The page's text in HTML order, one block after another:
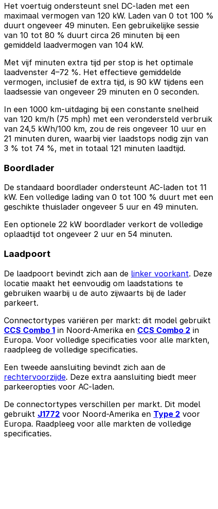
Het voertuig ondersteunt snel DC-laden met een
maximaal vermogen van 120 kW. Laden van 0 tot 100 %
duurt ongeveer 49 minuten. Een gebruikelijke sessie
van 10 tot 80 % duurt circa 26 minuten bij een
gemiddeld laadvermogen van 104 kW.
Met vijf minuten extra tijd per stop is het optimale
laadvenster 4–72 %. Het effectieve gemiddelde
vermogen, inclusief de extra tijd, is 90 kW tijdens een
laadsessie van ongeveer 29 minuten en 0 seconden.
In een 1000 km-uitdaging bij een constante snelheid
van 120 km/h (75 mph) met een verondersteld verbruik
van 24,5 kWh/100 km, zou de reis ongeveer 10 uur en
21 minuten duren, waarbij vier laadstops nodig zijn van
3 % tot 74 %, met in totaal 121 minuten laadtijd.
Boordlader
De standaard boordlader ondersteunt AC-laden tot 11
kW. Een volledige lading van 0 tot 100 % duurt met een
geschikte thuislader ongeveer 5 uur en 49 minuten.
Een optionele 22 kW boordlader verkort de volledige
oplaadtijd tot ongeveer 2 uur en 54 minuten.
Laadpoort
De laadpoort bevindt zich aan de linker voorkant. Deze
locatie maakt het eenvoudig om laadstations te
gebruiken waarbij u de auto zijwaarts bij de lader
parkeert.
Connectortypes variëren per markt: dit model gebruikt
CCS Combo 1 in Noord-Amerika en CCS Combo 2 in
Europa. Voor volledige specificaties voor alle markten,
raadpleeg de volledige specificaties.
Een tweede aansluiting bevindt zich aan de
rechtervoorzijde. Deze extra aansluiting biedt meer
parkeeropties voor AC-laden.
De connectortypes verschillen per markt. Dit model
gebruikt J1772 voor Noord-Amerika en Type 2 voor
Europa. Raadpleeg voor alle markten de volledige
specificaties.